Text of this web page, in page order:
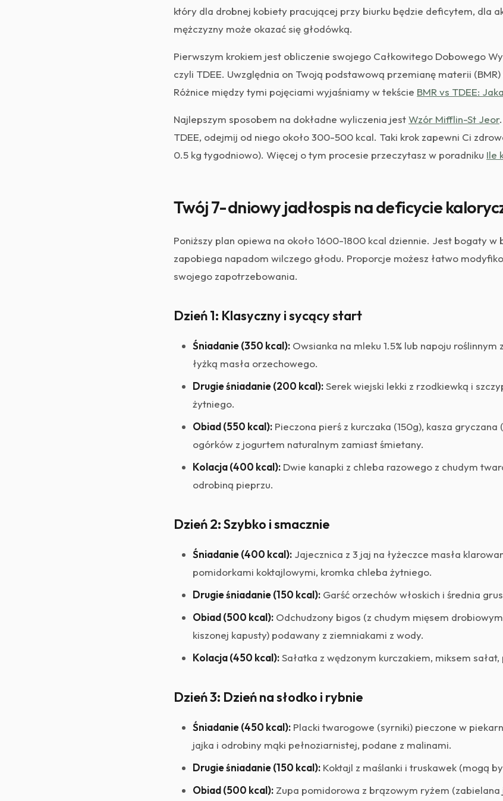
który dla drobnej kobiety pracującej przy biurku będzie deficytem, dla
mężczyzny może okazać się głodówką.
Pierwszym krokiem jest obliczenie swojego Całkowitego Dobowego
czyli TDEE. Uwzględnia on Twoją podstawową przemianę materii
Różnice między tymi pojęciami wyjaśniamy w tekście BMR vs TDEE:
Najlepszym sposobem na dokładne wyliczenia jestWzór Mifflin-St Jeor
TDEE, odejmij od niego około 300-500 kcal. Taki krok zapewni Ci
0.5 kg tygodniowo). Więcej o tym procesie przeczytasz w poradniku Ile
Twój 7-dniowy jadłospis na deficycie
Poniższy plan opiewa na około 1600-1800 kcal dziennie. Jest bogaty w
zapobiega napadom wilczego głodu. Proporcje możesz łatwo
swojego zapotrzebowania.
Dzień 1: Klasyczny i sycący start
Śniadanie (350 kcal): Owsianka na mleku 1.5% lub napoju
łyżką masła orzechowego.
Drugie śniadanie (200 kcal):Serek wiejski lekki z rzodkiewką i
żytniego.
Obiad (550 kcal): Pieczona pierś z kurczaka (150g), kasza gryczana
ogórków z jogurtem naturalnym zamiast śmietany.
Kolacja (400 kcal): Dwie kanapki z chleba razowego z chudym
odrobiną pieprzu.
Dzień 2: Szybko i smacznie
Śniadanie (400 kcal): Jajecznica z 3 jaj na łyżeczce masła
pomidorkami koktajlowymi, kromka chleba żytniego.
Drugie śniadanie (150 kcal): Garść orzechów włoskich i średnia
Obiad (500 kcal): Odchudzony bigos (z chudym mięsem
kiszonej kapusty) podawany z ziemniakami z wody.
Kolacja (450 kcal):Sałatka z wędzonym kurczakiem, miksem
Dzień 3: Dzień na słodko i rybnie
Śniadanie (450 kcal): Placki twarogowe (syrniki) pieczone w
jajka i odrobiny mąki pełnoziarnistej, podane z malinami.
Drugie śniadanie (150 kcal): Koktajl z maślanki i truskawek (mogą
Obiad (500 kcal): Zupa pomidorowa z brązowym ryżem